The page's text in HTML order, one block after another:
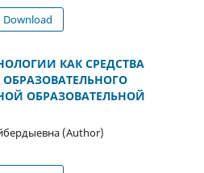
КАК СРЕДСТВА
ОБРАЗОВАТЕЛЬНОЙ
(Author)